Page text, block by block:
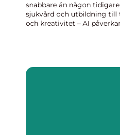
snabbare än någon
sjukvård och utbildning till
och kreativitet – AI